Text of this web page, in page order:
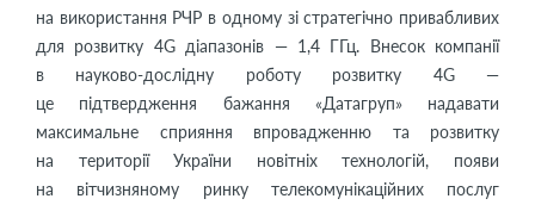
на використання РЧР в одному зі стратегічно привабливих
для розвитку 4G діапазонів — 1,4 ГГц. Внесок компанії
в науково-дослідну роботу розвитку 4G —
це підтвердження бажання «Датагруп» надавати
максимальне сприяння впровадженню та розвитку
на території України новітніх технологій, появи
на вітчизняному ринку телекомунікаційних послуг